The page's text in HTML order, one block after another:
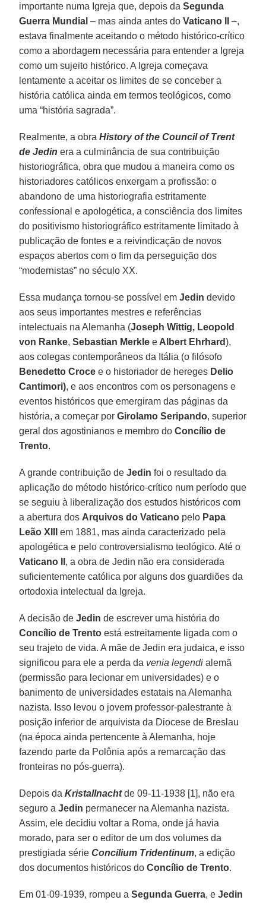
importante numa Igreja que, depois daSegunda
Guerra Mundial – mas ainda antes doVaticano II
–,
estava finalmente aceitando o método histórico-crítico
como a abordagem necessária para entender a Igreja
como um sujeito histórico. A Igreja começava
lentamente a aceitar os limites de se conceber a
história católica ainda em termos teológicos, como
uma “história sagrada”.
Realmente, a obra History of the Council of Trent
de Jedin era a culminância de sua contribuição
historiográfica, obra que mudou a maneira como os
historiadores católicos enxergam a profissão: o
abandono de uma historiografia estritamente
confessional e apologética, a consciência dos limites
do positivismo historiográfico estritamente limitado à
publicação de fontes e a reivindicação de novos
espaços abertos com o fim da perseguição dos
“modernistas” no século XX.
Essa mudança tornou-se possível emJedin devido
aos seus importantes mestres e referências
intelectuais na Alemanha (Joseph Wittig, Leopold
von Ranke, Sebastian Merkle e Albert Ehrhard),
aos colegas contemporâneos da Itália (o filósofo
Benedetto Croce e o historiador de hereges Delio
Cantimori), e aos encontros com os personagens e
eventos históricos que emergiram das páginas da
história, a começar porGirolamo Seripando, superior
geral dos agostinianos e membro do Concílio de
Trento.
A grande contribuição deJedin foi o resultado da
aplicação do método histórico-crítico num período que
se seguiu à liberalização dos estudos históricos com
a abertura dos Arquivos do Vaticano pelo Papa
Leão XIII
em 1881, mas ainda caracterizado pela
apologética e pelo controversialismo teológico. Até o
Vaticano II , a obra de Jedin não era considerada
suficientemente católica por alguns dos guardiões da
ortodoxia intelectual da Igreja.
A decisão deJedin de escrever uma história do
Concílio de Trento está estreitamente ligada com o
seu trajeto de vida. A mãe de Jedin era judaica, e isso
significou para ele a perda da venia legendi alemã
(permissão para lecionar em universidades) e o
banimento de universidades estatais na Alemanha
nazista. Isso levou o jovem professor-palestrante à
posição inferior de arquivista da Diocese de Breslau
(na época ainda pertencente à Alemanha, hoje
fazendo parte da Polônia após a remarcação das
fronteiras no pós-guerra).
Depois daKristallnachtde 09-11-1938 [1], não era
seguro aJedin permanecer na Alemanha nazista.
Assim, ele decidiu voltar a Roma, onde já havia
morado, para ser o editor de um dos volumes da
prestigiada sérieConcilium Tridentinum, a edição
dos documentos históricos doConcílio de Trento.
Em 01-09-1939, rompeu aSegunda Guerra, eJedin